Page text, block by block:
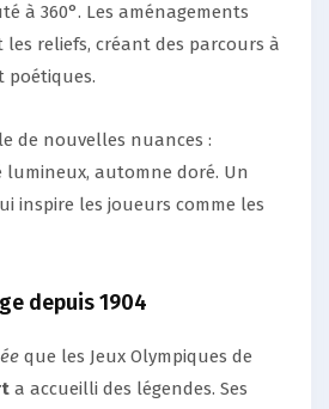
à 360°. Les aménagements
les reliefs, créant des parcours à
poétiques.
de nouvelles nuances :
lumineux, automne doré. Un
inspire les joueurs comme les
depuis 1904
que les Jeux Olympiques de
a accueilli des légendes. Ses